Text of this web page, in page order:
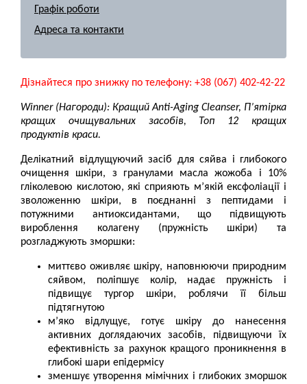
Графік роботи
Адреса та контакти
Дізнайтеся про знижку по телефону: +38 (067) 402-42-22
Winner (Нагороди): Кращий Anti-Aging Cleanser, П’ятірка
кращих очищувальних засобів, Топ 12 кращих
продуктів краси.
Делікатний відлущуючий засіб для сяйва і глибокого
очищення шкіри, з гранулами масла жожоба і 10%
гліколевою кислотою, які сприяють м’якій ексфоліації і
зволоженню шкіри, в поєднанні з пептидами і
потужними антиоксидантами, що підвищують
вироблення колагену (пружність шкіри) та
розгладжують зморшки:
миттєво оживляє шкіру, наповнюючи природним
сяйвом, поліпшує колір, надає пружність і
підвищує тургор шкіри, роблячи її більш
підтягнутою
м’яко відлущує, готує шкіру до нанесення
активних доглядаючих засобів, підвищуючи їх
ефективність за рахунок кращого проникнення в
глибокі шари епідермісу
зменшує утворення мімічних і глибоких зморшок